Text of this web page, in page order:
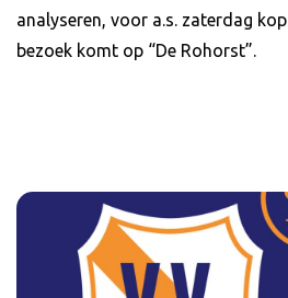
analyseren, voor a.s. zaterdag
bezoek komt op “De Rohorst”.